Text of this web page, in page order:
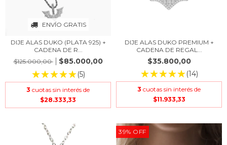
ENVÍO GRATIS
DIJE ALAS DUKO (PLATA 925) +
CADENA DE R...
$125.000,00
$85.000,00
(5)
3 cuotas sin interés de
$28.333,33
DIJE ALAS DUKO PREMIUM +
CADENA DE REGAL...
$35.800,00
(14)
3 cuotas sin interés de
$11.933,33
39% OFF